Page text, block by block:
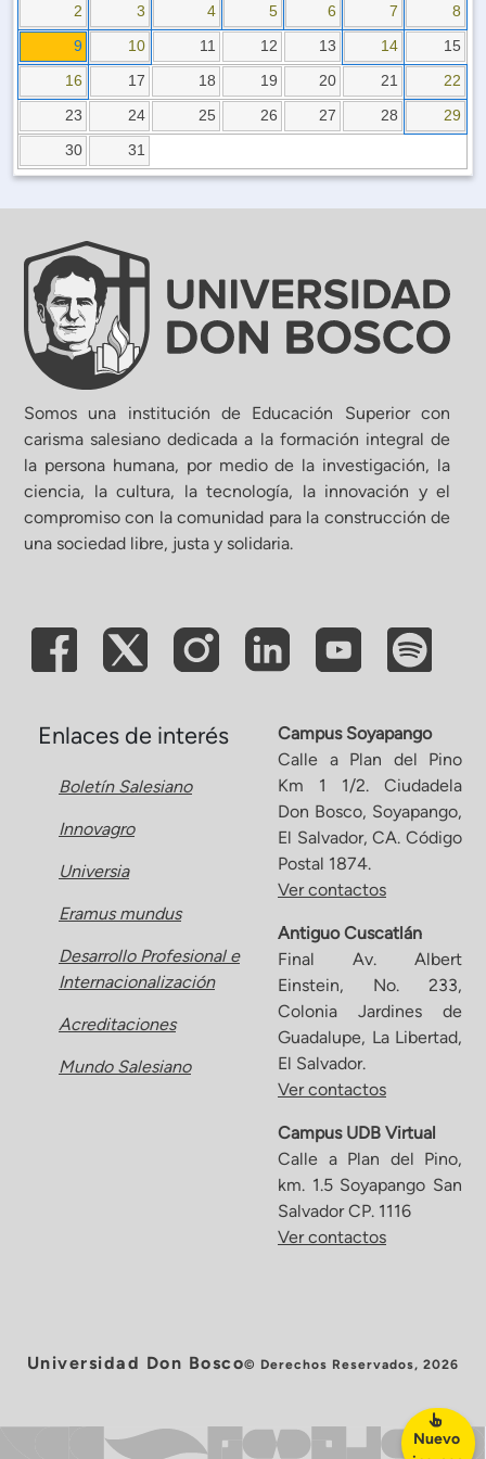
Capacitación Institucional
Estructura organizativa
Académica
Secretaría General
de Gestión Institucional
de Administración y Finanzas
Calidad Académica
Políticas institucionales
Acreditaciones
Boletín de noticias
Publicaciones
2
3 4 5 6 7
8
9
10 11 12 13 14
15
16
17 18 19 20 21
22
23
24 25 26 27 28
29
30
31
Nuevo
Somos una institución de Educación Superior con
carisma salesiano dedicada a la formación integral de
la persona humana, por medio de la investigación, la
ciencia, la cultura, la tecnología, la innovación y el
compromiso con la comunidad para la construcción de
una sociedad libre, justa y solidaria.
Enlaces de interés
Boletín Salesiano
Innovagro
Universia
Eramus mundus
Desarrollo Profesional e
Internacionalización
Acreditaciones
Mundo Salesiano
Campus Soyapango
Calle a Plan del Pino
Km 1 1/2. Ciudadela
Don Bosco, Soyapango,
El Salvador, CA. Código
Postal 1874.
Ver contactos
Antiguo Cuscatlán
Final Av. Albert
Einstein, No. 233,
Colonia Jardines de
Guadalupe, La Libertad,
El Salvador.
Ver contactos
Campus UDB Virtual
Calle a Plan del Pino,
km. 1.5 Soyapango San
Salvador CP. 1116
Ver contactos
Universidad Don Bosco© Derechos Reservados, 2026